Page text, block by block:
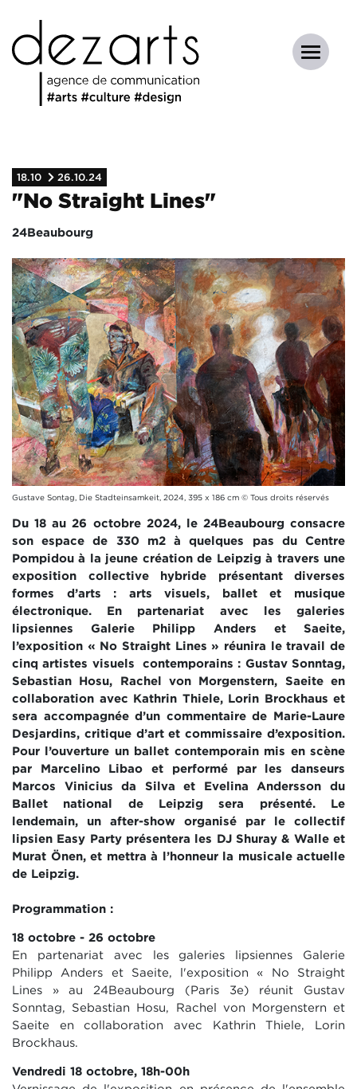
18.10 26.10.24
"No Straight Lines"
24Beaubourg
Gustave Sontag, Die Stadteinsamkeit, 2024, 395 x 186 cm © Tous droits réservés
Du 18 au 26 octobre 2024, le 24Beaubourg consacre
son espace de 330 m2 à quelques pas du Centre
Pompidou à la jeune création de Leipzig à travers une
exposition collective hybride présentant diverses
formes d’arts : arts visuels, ballet et musique
électronique. En partenariat avec les galeries
lipsiennes Galerie Philipp Anders et Saeite,
l’exposition « No Straight Lines » réunira le travail de
cinq artistes visuels contemporains : Gustav Sonntag,
Sebastian Hosu, Rachel von Morgenstern, Saeite en
collaboration avec Kathrin Thiele, Lorin Brockhaus et
sera accompagnée d’un commentaire de Marie-Laure
Desjardins, critique d’art et commissaire d’exposition.
Pour l’ouverture un ballet contemporain mis en scène
par Marcelino Libao et performé par les danseurs
Marcos Vinicius da Silva et Evelina Andersson du
Ballet national de Leipzig sera présenté. Le
lendemain, un after-show organisé par le collectif
lipsien Easy Party présentera les DJ Shuray & Walle et
Murat Önen, et mettra à l’honneur la musicale actuelle
de Leipzig.
Programmation :
18 octobre - 26 octobre
En partenariat avec les galeries lipsiennes Galerie
Philipp Anders et Saeite, l'exposition « No Straight
Lines » au 24Beaubourg (Paris 3e) réunit Gustav
Sonntag, Sebastian Hosu, Rachel von Morgenstern et
Saeite en collaboration avec Kathrin Thiele, Lorin
Brockhaus.
Vendredi 18 octobre, 18h-00h